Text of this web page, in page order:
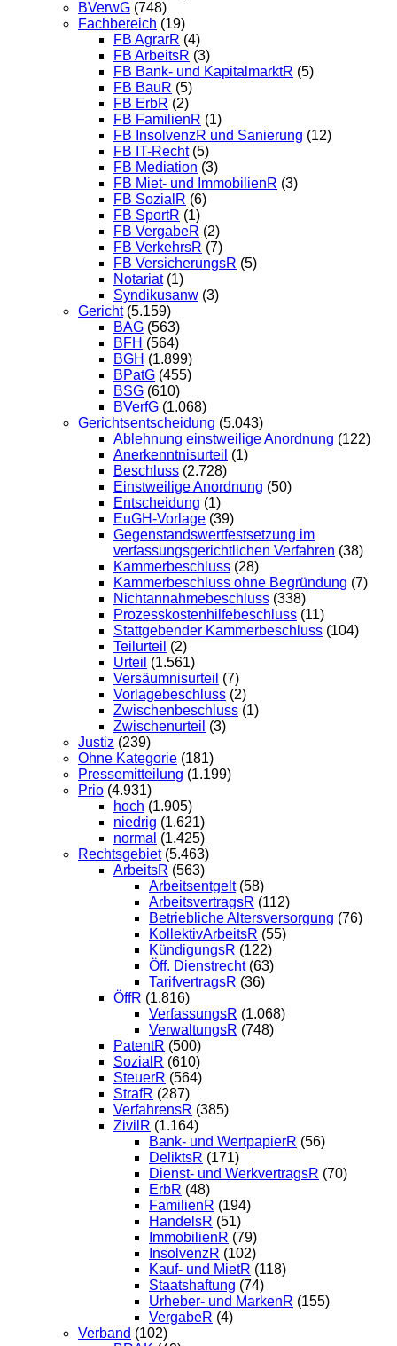
BVerwG (748)
Fachbereich (19)
FB AgrarR (4)
FB ArbeitsR (3)
FB Bank- und KapitalmarktR (5)
FB BauR (5)
FB ErbR (2)
FB FamilienR (1)
FB InsolvenzR und Sanierung (12)
FB IT-Recht(5)
FB Mediation (3)
FB Miet- und ImmobilienR (3)
FB SozialR (6)
FB SportR (1)
FB VergabeR (2)
FB VerkehrsR (7)
FB VersicherungsR (5)
Notariat(1)
Syndikusanw (3)
Gericht(5.159)
BAG (563)
BFH (564)
BGH (1.899)
BPatG (455)
BSG (610)
BVerfG (1.068)
Gerichtsentscheidung (5.043)
Ablehnung einstweilige Anordnung (122)
Anerkenntnisurteil (1)
Beschluss (2.728)
Einstweilige Anordnung (50)
Entscheidung (1)
EuGH-Vorlage (39)
Gegenstandswertfestsetzung im
verfassungsgerichtlichen Verfahren (38)
Kammerbeschluss (28)
Kammerbeschluss ohne Begründung (7)
Nichtannahmebeschluss (338)
Prozesskostenhilfebeschluss (11)
Stattgebender Kammerbeschluss (104)
Teilurteil (2)
Urteil (1.561)
Versäumnisurteil (7)
Vorlagebeschluss (2)
Zwischenbeschluss (1)
Zwischenurteil (3)
Justiz (239)
Ohne Kategorie (181)
Pressemitteilung (1.199)
Prio (4.931)
hoch (1.905)
niedrig (1.621)
normal (1.425)
Rechtsgebiet(5.463)
ArbeitsR (563)
Arbeitsentgelt(58)
ArbeitsvertragsR (112)
Betriebliche Altersversorgung (76)
KollektivArbeitsR (55)
KündigungsR (122)
Öff. Dienstrecht(63)
TarifvertragsR (36)
ÖffR (1.816)
VerfassungsR (1.068)
VerwaltungsR (748)
PatentR (500)
SozialR (610)
SteuerR (564)
StrafR (287)
VerfahrensR (385)
ZivilR (1.164)
Bank- und WertpapierR (56)
DeliktsR (171)
Dienst- und WerkvertragsR (70)
ErbR (48)
FamilienR (194)
HandelsR (51)
ImmobilienR (79)
InsolvenzR (102)
Kauf- und MietR (118)
Staatshaftung (74)
Urheber- und MarkenR (155)
VergabeR (4)
Verband (102)